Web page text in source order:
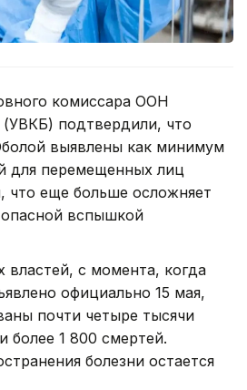
комиссара ООН
подтвердили, что
выявлены как минимум
для перемещенных лиц
что еще больше осложняет
опасной вспышкой
с момента, когда
официально 15 мая,
почти четыре тысячи
более 1 800 смертей.
болезни остается